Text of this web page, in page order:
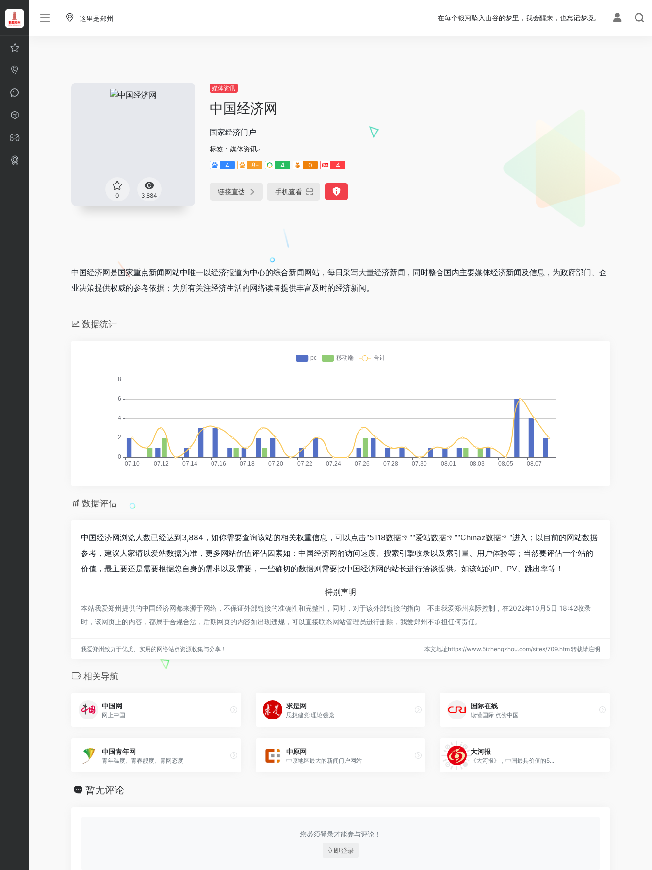
这里是郑州 在每个银河坠入山谷的梦里，我会醒来，也忘记梦境。
0 3,884
媒体资讯
中国经济网
国家经济门户
标签： 媒体资讯
4
8- 4 0 4
链接直达 手机查看
中国经济网是国家重点新闻网站中唯一以经济报道为中心的综合新闻网站，每日采写大量经济新闻，同时整合国内主要媒体经济新闻及信息，为政府部门、企
业决策提供权威的参考依据；为所有关注经济生活的网络读者提供丰富及时的经济新闻。
数据统计
数据评估
中国经济网浏览人数已经达到3,884，如你需要查询该站的相关权重信息，可以点击"5118数据 ""爱站数据 ""Chinaz数据
"进入；以目前的网站数据
参考，建议大家请以爱站数据为准，更多网站价值评估因素如：中国经济网的访问速度、搜索引擎收录以及索引量、用户体验等；当然要评估一个站的
价值，最主要还是需要根据您自身的需求以及需要，一些确切的数据则需要找中国经济网的站长进行洽谈提供。如该站的IP、PV、跳出率等！
特别声明
本站我爱郑州提供的中国经济网都来源于网络，不保证外部链接的准确性和完整性，同时，对于该外部链接的指向，不由我爱郑州实际控制，在2022年10月5日 18:42收录
时，该网页上的内容，都属于合规合法，后期网页的内容如出现违规，可以直接联系网站管理员进行删除，我爱郑州不承担任何责任。
我爱郑州致力于优质、实用的网络站点资源收集与分享！ 本文地址https://www.5izhengzhou.com/sites/709.html转载请注明
相关导航
中国网
网上中国
求是网
思想建党 理论强党
国际在线
读懂国际 点赞中国
中国青年网
青年温度、青春靓度、青网态度
中原网
中原地区最大的新闻门户网站
大河报
《大河报》，中国最具价值的5...
暂无评论
您必须登录才能参与评论！
立即登录